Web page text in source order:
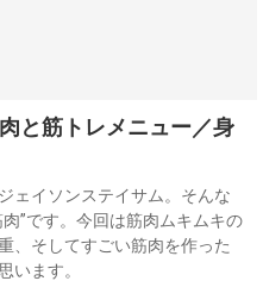
と筋トレメニュー／身
ェイソンステイサム。そんな
”です。今回は筋肉ムキムキの
、そしてすごい筋肉を作った
います。